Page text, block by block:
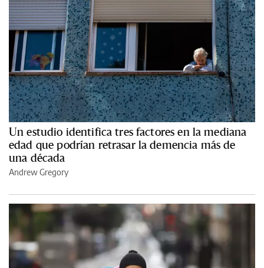
Un estudio identifica tres factores en la mediana
edad que podrían retrasar la demencia más de
una década
Andrew Gregory